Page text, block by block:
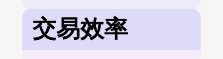
交易效率